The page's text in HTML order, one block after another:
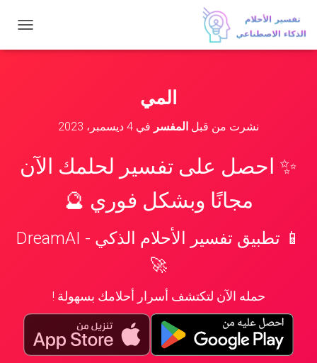
ب
ل
المي
نشرت من قبل المفسر في 4 ديسمبر، 2023
✨ احصل على تفسير لحلمك الآن
مجانًا وبشكل فوري 🔮
📱 تطبيق تفسير الأحلام الذكي - DreamAI
🚀
حمله الآن لتكتشف أسرار أحلامك بسهولة !